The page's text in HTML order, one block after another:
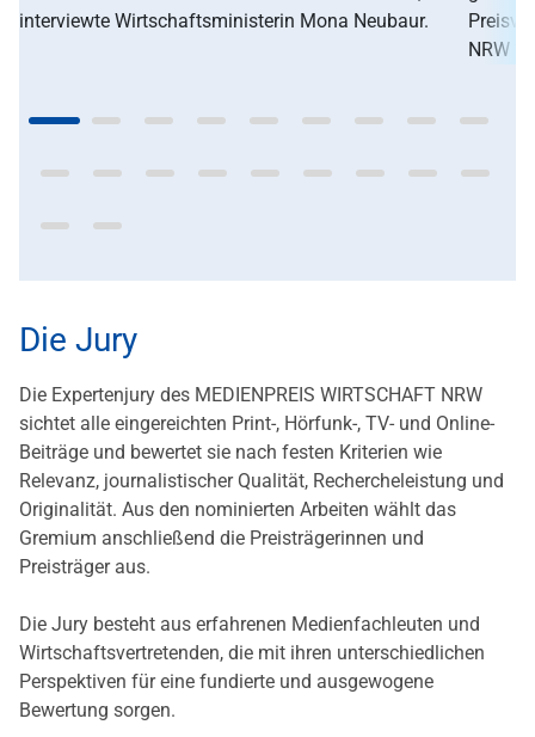
interviewte Wirtschaftsministerin Mona Neubaur.
NRW
Die Jury
Die Expertenjury des MEDIENPREIS WIRTSCHAFT NRW
sichtet alle eingereichten Print-, Hörfunk-, TV- und Online-
Beiträge und bewertet sie nach festen Kriterien wie
Relevanz, journalistischer Qualität, Rechercheleistung und
Originalität. Aus den nominierten Arbeiten wählt das
Gremium anschließend die Preisträgerinnen und
Preisträger aus.
Die Jury besteht aus erfahrenen Medienfachleuten und
Wirtschaftsvertretenden, die mit ihren unterschiedlichen
Perspektiven für eine fundierte und ausgewogene
Bewertung sorgen.